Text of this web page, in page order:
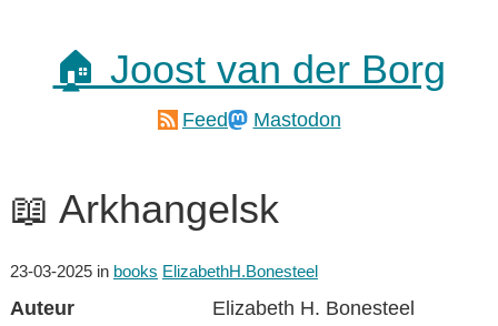
🏠 Joost van der Borg
Feed Mastodon
📖 Arkhangelsk
23-03-2025 in books ElizabethH.Bonesteel
Auteur
Elizabeth H. Bonesteel